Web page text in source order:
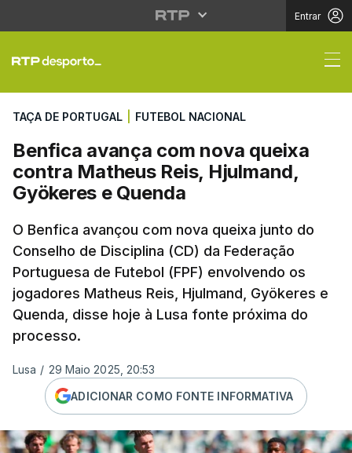
Entrar
Benfica avança com
TAÇA DE PORTUGAL FUTEBOL NACIONAL
Benfica avança com nova queixa
contra Matheus Reis, Hjulmand,
Gyökeres e Quenda
O Benfica avançou com nova queixa junto do
Conselho de Disciplina (CD) da Federação
Portuguesa de Futebol (FPF) envolvendo os
jogadores Matheus Reis, Hjulmand, Gyökeres e
Quenda, disse hoje à Lusa fonte próxima do
processo.
Lusa / 29 Maio 2025, 20:53
ADICIONAR COMO FONTE INFORMATIVA